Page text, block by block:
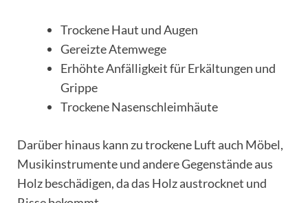
Trockene Haut und Augen
Gereizte Atemwege
Erhöhte Anfälligkeit für Erkältungen und
Grippe
Trockene Nasenschleimhäute
Darüber hinaus kann zu trockene Luft auch Möbel,
Musikinstrumente und andere Gegenstände aus
Holz beschädigen, da das Holz austrocknet und